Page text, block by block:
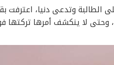
الطالبة وتدعى دنيا،
وحتى لا ينكشف أمرها تركتها